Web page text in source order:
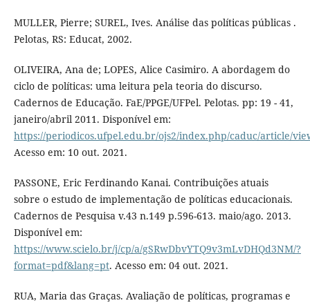
MULLER, Pierre; SUREL, Ives. Análise das políticas públicas .
Pelotas, RS: Educat, 2002.
OLIVEIRA, Ana de; LOPES, Alice Casimiro. A abordagem do
ciclo de políticas: uma leitura pela teoria do discurso.
Cadernos de Educação. FaE/PPGE/UFPel. Pelotas. pp: 19 - 41,
janeiro/abril 2011. Disponível em:
https://periodicos.ufpel.edu.br/ojs2/index.php/caduc/article/
Acesso em: 10 out. 2021.
PASSONE, Eric Ferdinando Kanai. Contribuições atuais
sobre o estudo de implementação de políticas educacionais.
Cadernos de Pesquisa v.43 n.149 p.596-613. maio/ago. 2013.
Disponível em:
https://www.scielo.br/j/cp/a/gSRwDbvYTQ9v3mLvDHQd3NM/?
format=pdf&lang=pt. Acesso em: 04 out. 2021.
RUA, Maria das Graças. Avaliação de políticas, programas e